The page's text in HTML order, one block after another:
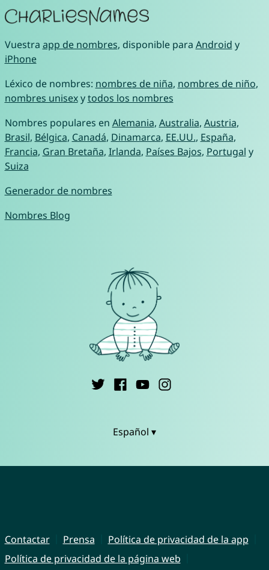
Vuestra app de nombres, disponible para Android y
iPhone
Léxico de nombres: nombres de niña, nombres de niño,
nombres unisexytodos los nombres
Nombres populares en Alemania, Australia, Austria,
Brasil, Bélgica, Canadá, Dinamarca, EE.UU., España,
Francia, Gran Bretaña, Irlanda, Países Bajos, Portugal y
Suiza
Generador de nombres
Nombres Blog
Español ▾
Contactar Prensa
Política de privacidad de la app
Política de privacidad de la página web